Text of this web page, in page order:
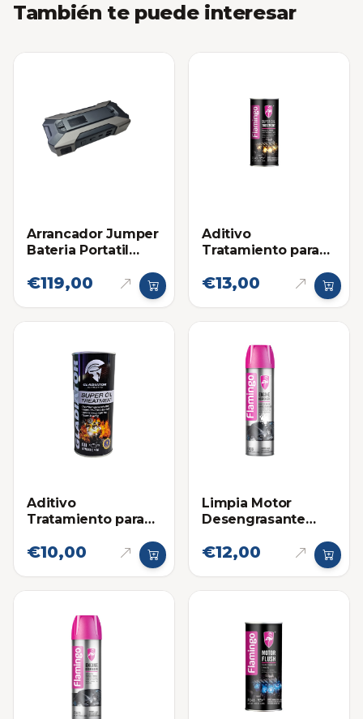
También te puede interesar
Arrancador Jumper
Bateria Portatil
€119,00
Aditivo
Tratamiento para
(Gasolina)
€13,00
Aditivo
Tratamiento para
€10,00
Limpia Motor
Desengrasante
650ml
€12,00